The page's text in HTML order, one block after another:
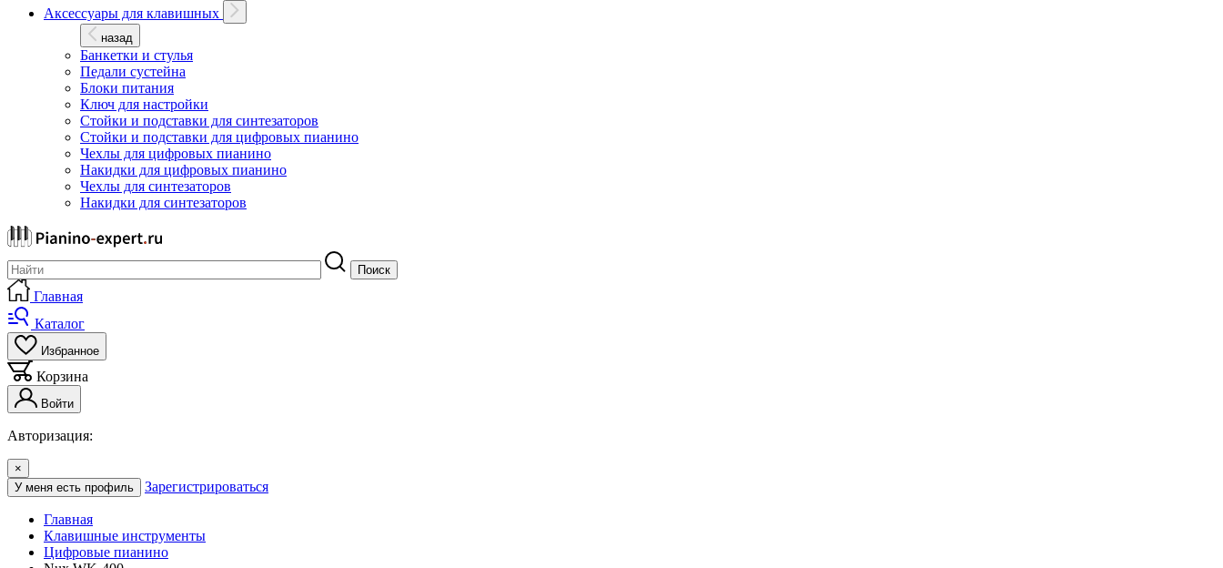
Аксессуары для клавишных
назад
Банкетки и стулья
Педали сустейна
Блоки питания
Ключ для настройки
Стойки и подставки для синтезаторов
Стойки и подставки для цифровых пианино
Чехлы для цифровых пианино
Накидки для цифровых пианино
Чехлы для синтезаторов
Накидки для синтезаторов
Поиск
Главная
Каталог
Избранное
Корзина
Войти
Авторизация:
×
У меня есть профиль
Зарегистрироваться
Главная
Клавишные инструменты
Цифровые пианино